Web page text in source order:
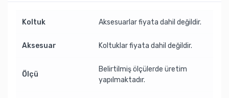
Koltuk Aksesuarlar fiyata dahil değildir.
Aksesuar Koltuklar fiyata dahil değildir.
Ölçü
Belirtilmiş ölçülerde üretim
yapılmaktadır.